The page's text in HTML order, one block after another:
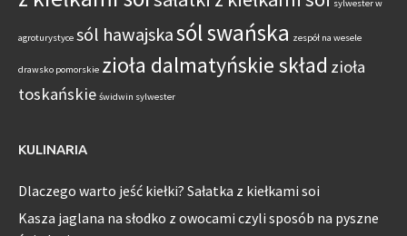
sylwester w
agroturystyce sól hawajskasól swańska zespół na wesele
drawsko pomorskie zioła dalmatyńskie skład zioła
toskańskie świdwin sylwester
KULINARIA
Dlaczego warto jeść kiełki? Sałatka z kiełkami soi
Kasza jaglana na słodko z owocami czyli sposób na pyszne